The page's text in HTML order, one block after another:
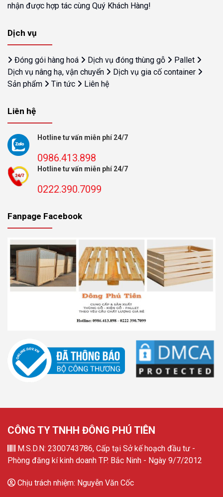
nhận được hợp tác cùng Quý Khách Hàng!
Dịch vụ
Đóng gói hàng hoá Dịch vụ đóng thùng gỗ
Pallet
Dịch vụ nâng hạ, vận chuyển
Dịch vụ gia cố container
Sản phẩm
Tin tức Liên hệ
Liên hệ
Hotline tư vấn miễn phí 24/7
0986.413.898
Hotline tư vấn miễn phí 24/7
0222.390.7099
Fanpage Facebook
CÔNG TY TNHH ĐÔNG PHÚ TIÊN
M.S.D.N: 2300743786, Cấp tại Sở kế hoạch đầu tư -
Phòng đăng kí kinh doanh TP. Bắc Ninh - Ngày 9/7/2012
Chịu trách nhiệm: Nguyễn Văn Cốc